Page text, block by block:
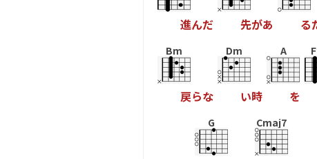
進んだ 先があ る
Bm
戻らな
Dm
い時
A
を
G Cmaj7